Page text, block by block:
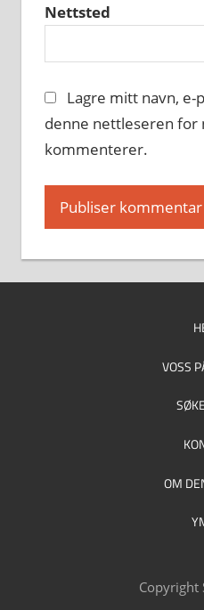
Nettsted
Lagre mitt navn, e-
denne nettleseren for
kommenterer.
VOSS
OM
Copyright